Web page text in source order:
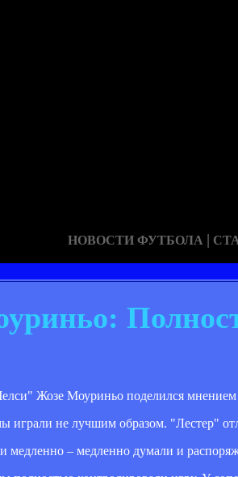
НОВОСТИ ФУТБОЛА |
Жозе Моуриньо поделился
играли не лучшим образом. "Лестер"
медленно – медленно думали и